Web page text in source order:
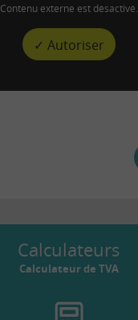
Contenu externe est désactivé.
✓ Autoriser
Calculateurs
Calculateur de TVA